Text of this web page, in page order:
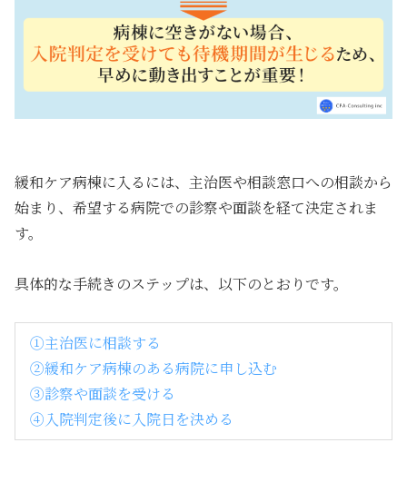
緩和ケア病棟に入るには、主治医や相談窓口への相談から
始まり、希望する病院での診察や面談を経て決定されま
す。
具体的な手続きのステップは、以下のとおりです。
①主治医に相談する
②緩和ケア病棟のある病院に申し込む
③診察や面談を受ける
④入院判定後に入院日を決める